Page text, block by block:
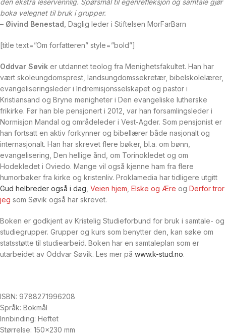
den ekstra leservennlig. Spørsmål til egenrefleksjon og samtale gjør
boka velegnet til bruk i grupper.
– Øivind Benestad , Daglig leder i Stiftelsen MorFarBarn
[title text=”Om forfatteren” style=”bold”]
Oddvar Søvik er utdannet teolog fra Menighetsfakultet. Han har
vært skoleungdomsprest, landsungdomssekretær, bibelskolelærer,
evangeliseringsleder i Indremisjonsselskapet og pastor i
Kristiansand og Bryne menigheter i Den evangeliske lutherske
frikirke. Før han ble pensjonert i 2012, var han forsamlingsleder i
Normisjon Mandal og områdeleder i Vest-Agder. Som pensjonist er
han fortsatt en aktiv forkynner og bibellærer både nasjonalt og
internasjonalt. Han har skrevet flere bøker, bl.a. om bønn,
evangelisering, Den hellige ånd, om Torinokledet og om
Hodekledet i Oviedo. Mange vil også kjenne ham fra flere
humorbøker fra kirke og kristenliv. Proklamedia har tidligere utgitt
Gud helbreder også i dag Veien hjem Elske og Ære og Derfor tror
jeg som Søvik også har skrevet.
Boken er godkjent av Kristelig Studieforbund for bruk i samtale- og
studiegrupper. Grupper og kurs som benytter den, kan søke om
statsstøtte til studiearbeid. Boken har en samtaleplan som er
utarbeidet av Oddvar Søvik. Les mer på www.k-stud.no.
ISBN: 9788271996208
Språk: Bokmål
Innbinding: Heftet
Størrelse: 150×230 mm